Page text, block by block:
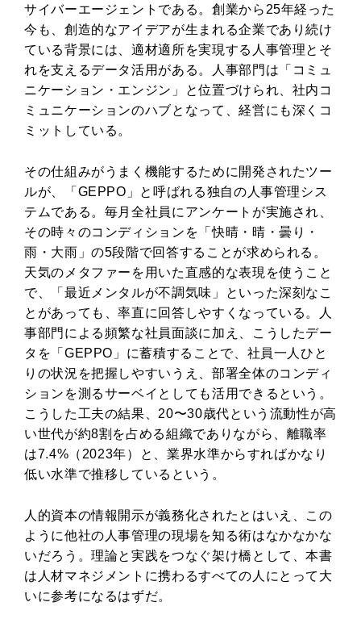
サイバーエージェントである。創業から25年経った
今も、創造的なアイデアが生まれる企業であり続け
ている背景には、適材適所を実現する人事管理とそ
れを支えるデータ活用がある。人事部門は「コミュ
ニケーション・エンジン」と位置づけられ、社内コ
ミュニケーションのハブとなって、経営にも深くコ
ミットしている。
その仕組みがうまく機能するために開発されたツー
ルが、「GEPPO」と呼ばれる独自の人事管理シス
テムである。毎月全社員にアンケートが実施され、
その時々のコンディションを「快晴・晴・曇り・
雨・大雨」の5段階で回答することが求められる。
天気のメタファーを用いた直感的な表現を使うこと
で、「最近メンタルが不調気味」といった深刻なこ
とがあっても、率直に回答しやすくなっている。人
事部門による頻繁な社員面談に加え、こうしたデー
タを「GEPPO」に蓄積することで、社員一人ひと
りの状況を把握しやすいうえ、部署全体のコンディ
ションを測るサーベイとしても活用できるという。
こうした工夫の結果、20〜30歳代という流動性が高
い世代が約8割を占める組織でありながら、離職率
は7.4%（2023年）と、業界水準からすればかなり
低い水準で推移しているという。
人的資本の情報開示が義務化されたとはいえ、この
ように他社の人事管理の現場を知る術はなかなかな
いだろう。理論と実践をつなぐ架け橋として、本書
は人材マネジメントに携わるすべての人にとって大
いに参考になるはずだ。